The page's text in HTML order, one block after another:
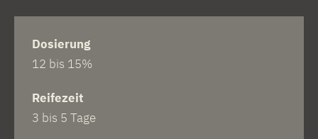
Dosierung
12 bis 15%
Reifezeit
3 bis 5 Tage